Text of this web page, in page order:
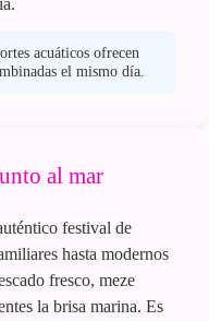
acuáticos ofrecen
el mismo día.
al mar
festival de
hasta modernos
fresco, meze
la brisa marina. Es